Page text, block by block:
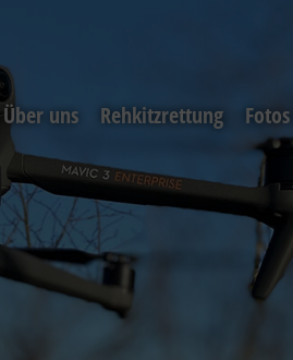
Über uns Rehkitzrettung